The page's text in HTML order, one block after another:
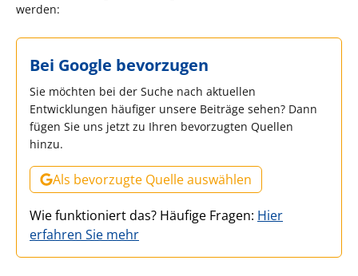
werden:
Bei Google bevorzugen
Sie möchten bei der Suche nach aktuellen
Entwicklungen häufiger unsere Beiträge sehen? Dann
fügen Sie uns jetzt zu Ihren bevorzugten Quellen
hinzu.
Als bevorzugte Quelle auswählen
Wie funktioniert das? Häufige Fragen: Hier
erfahren Sie mehr